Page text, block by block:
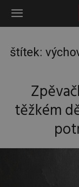
Instinkt
štítek:
těžkém